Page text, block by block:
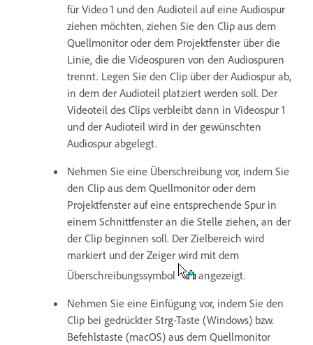
für Video 1 und den Audioteil auf eine Audiospur
ziehen möchten, ziehen Sie den Clip aus dem
Quellmonitor oder dem Projektfenster über die
Linie, die die Videospuren von den Audiospuren
trennt. Legen Sie den Clip über der Audiospur ab,
in dem der Audioteil platziert werden soll. Der
Videoteil des Clips verbleibt dann in Videospur 1
und der Audioteil wird in der gewünschten
Audiospur abgelegt.
Nehmen Sie eine Überschreibung vor, indem Sie
den Clip aus dem Quellmonitor oder dem
Projektfenster auf eine entsprechende Spur in
einem Schnittfenster an die Stelle ziehen, an der
der Clip beginnen soll. Der Zielbereich wird
markiert und der Zeiger wird mit dem
Überschreibungssymbol
angezeigt.
Nehmen Sie eine Einfügung vor, indem Sie den
Clip bei gedrückter Strg-Taste (Windows) bzw.
Befehlstaste (macOS) aus dem Quellmonitor